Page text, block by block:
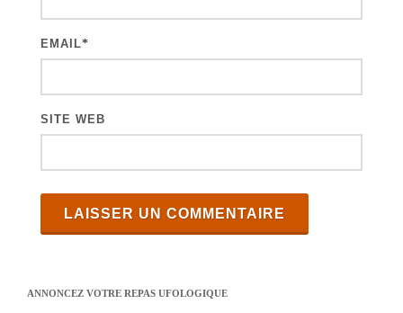
EMAIL*
SITE WEB
ANNONCEZ VOTRE REPAS UFOLOGIQUE